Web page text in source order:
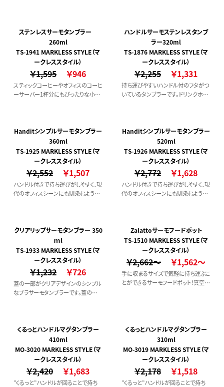
ステンレスサーモタンブラー
260ml
TS-1941 MARKLESS STYLE（マ
ークレススタイル）
￥1,595 ￥946
スティックコーヒーやオフィスのコーヒ
ーサーバー1杯分にもぴったりな小さ
ドリンクを入れて使っても、カップホル
ダーとして使っても長時間飲みごろ温
度を保ちます。素材はステンレス（18-
8）を使用しているため、錆びにくく、臭
いもつきにくいのも嬉しい点です。
ハンドルサーモステンレスタンブ
ラー320ml
TS-1876 MARKLESS STYLE（マ
ークレススタイル）
￥2,255 ￥1,331
持ち運びやすいハンドル付のフタがつ
いているタンブラーです。ドリンクホル
構造になっているため飲み物の温度
が持続しやすい構造です。
Handitシンプルサーモタンブラー
360ml
TS-1925 MARKLESS STYLE（マ
ークレススタイル）
￥2,552 ￥1,507
ハンドル付きで持ち運びがしやすく、現
代のオフィスシーンにも馴染むような
分を窪ませる事で、持ちやすく目立ち
にくいデザインのハンドルを実現して
います。フタ部分にウレタンをいれ、タ
ンブラーの真空層内に銅メッキを行う
事で、 より高い保温保冷機能が期待で
きます。
Handitシンプルサーモタンブラー
520ml
TS-1926 MARKLESS STYLE（マ
ークレススタイル）
￥2,772 ￥1,628
ハンドル付きで持ち運びがしやすく、現
代のオフィスシーンにも馴染むような
分を窪ませる事で、持ちやすく目立ち
にくいデザインのハンドルを実現して
います。フタ部分にウレタンをいれ、タ
事で、より高い保温保冷機能が期待で
きます。
クリアリップサーモタンブラー 350
ｍl
TS-1933 MARKLESS STYLE（マ
ークレススタイル）
￥1,232 ￥726
蓋の一部がクリアデザインのシンプル
なプラサーモタンブラーです。蓋の一
より多くの断熱材（ウレタン）を入れら
れるよう設計することで保温保冷性能
もアップし実用性も抜群です。
Zalattoサーモフードポット
TS-1510 MARKLESS STYLE（マ
ークレススタイル）
￥2,662～ ￥1,562～
手に収まるサイズで気軽に持ち運ぶこ
とができるサーモフードポット！真空二
た商品です。
くるっとハンドルマグタンブラー
410ml
MO-3020 MARKLESS STYLE（マ
ークレススタイル）
￥2,420 ￥1,683
”くるっと”ハンドルが回ることで持ち
くるっとハンドルマグタンブラー
310ml
MO-3019 MARKLESS STYLE（マ
ークレススタイル）
￥2,178 ￥1,518
”くるっと”ハンドルが回ることで持ち